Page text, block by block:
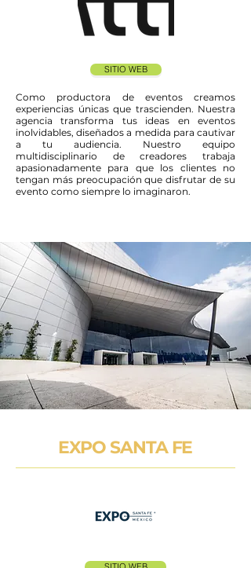
SITIO WEB
Como productora de eventos creamos
experiencias únicas que trascienden. Nuestra
agencia transforma tus ideas en eventos
inolvidables, diseñados a medida para cautivar
a tu audiencia. Nuestro equipo
multidisciplinario de creadores trabaja
apasionadamente para que los clientes no
tengan más preocupación que disfrutar de su
evento como siempre lo imaginaron.
EXPO SANTA FE